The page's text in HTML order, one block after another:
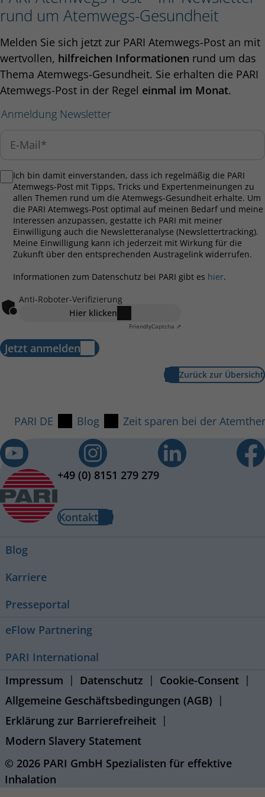
rund um Atemwegs-Gesundheit
Melden Sie sich jetzt zur PARI Atemwegs-Post an mit
wertvollen, hilfreichen Informationen rund um das
Thema Atemwegs-Gesundheit. Sie erhalten die PARI
Atemwegs-Post in der Regel einmal im Monat.
Anmeldung Newsletter
Ich bin damit einverstanden, dass ich regelmäßig die PARI
Atemwegs-Post mit Tipps, Tricks und Expertenmeinungen zu
allen Themen rund um die Atemwegs-Gesundheit erhalte. Um
die PARI Atemwegs-Post optimal auf meinen Bedarf und meine
Interessen anzupassen, gestatte ich PARI mit meiner
Einwilligung auch die Newsletteranalyse (Newslettertracking).
Meine Einwilligung kann ich jederzeit mit Wirkung für die
Zukunft über den entsprechenden Austragelink widerrufen.
Informationen zum Datenschutz bei PARI gibt es hier.
Anti-Roboter-Verifizierung
Hier klicken
FriendlyCaptcha ⇗
Jetzt anmelden
Zurück zur Übersicht
PARI DE Blog Zeit sparen bei der
+49 (0) 8151 279 279
Kontakt
Blog
Karriere
Presseportal
eFlow Partnering
PARI International
Impressum
Datenschutz
Cookie-Consent
Allgemeine Geschäftsbedingungen (AGB)
Erklärung zur Barrierefreiheit
Modern Slavery Statement
© 2026 PARI GmbH Spezialisten für effektive
Inhalation